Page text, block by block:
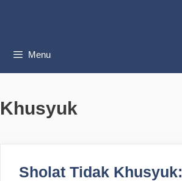
Menu
Khusyuk
Sholat Tidak Khusyuk: